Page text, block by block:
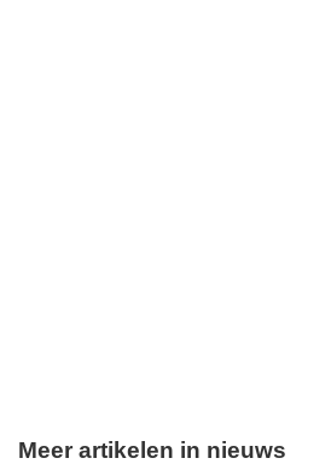
Meer artikelen in nieuws